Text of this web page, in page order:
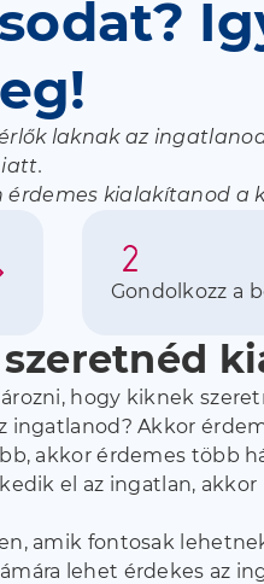
laknak az
kialakítanod a
Gondolkozz a
hogy kiknek
ingatlanod? Akkor
akkor érdemes több
el az ingatlan,
amik fontosak
lehet érdekes az